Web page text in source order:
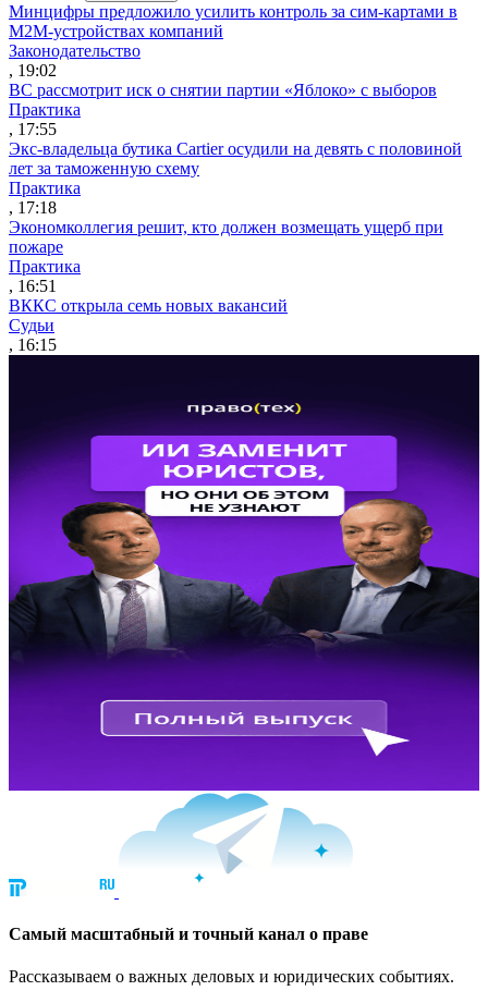
Минцифры предложило усилить контроль за сим-картами в
M2M-устройствах компаний
Законодательство
, 19:02
ВС рассмотрит иск о снятии партии «Яблоко» с выборов
Практика
, 17:55
Экс-владельца бутика Cartier осудили на девять с половиной
лет за таможенную схему
Практика
, 17:18
Экономколлегия решит, кто должен возмещать ущерб при
пожаре
Практика
, 16:51
ВККС открыла семь новых вакансий
Судьи
, 16:15
Cамый масштабный и точный канал о праве
Рассказываем о важных деловых и юридических событиях.